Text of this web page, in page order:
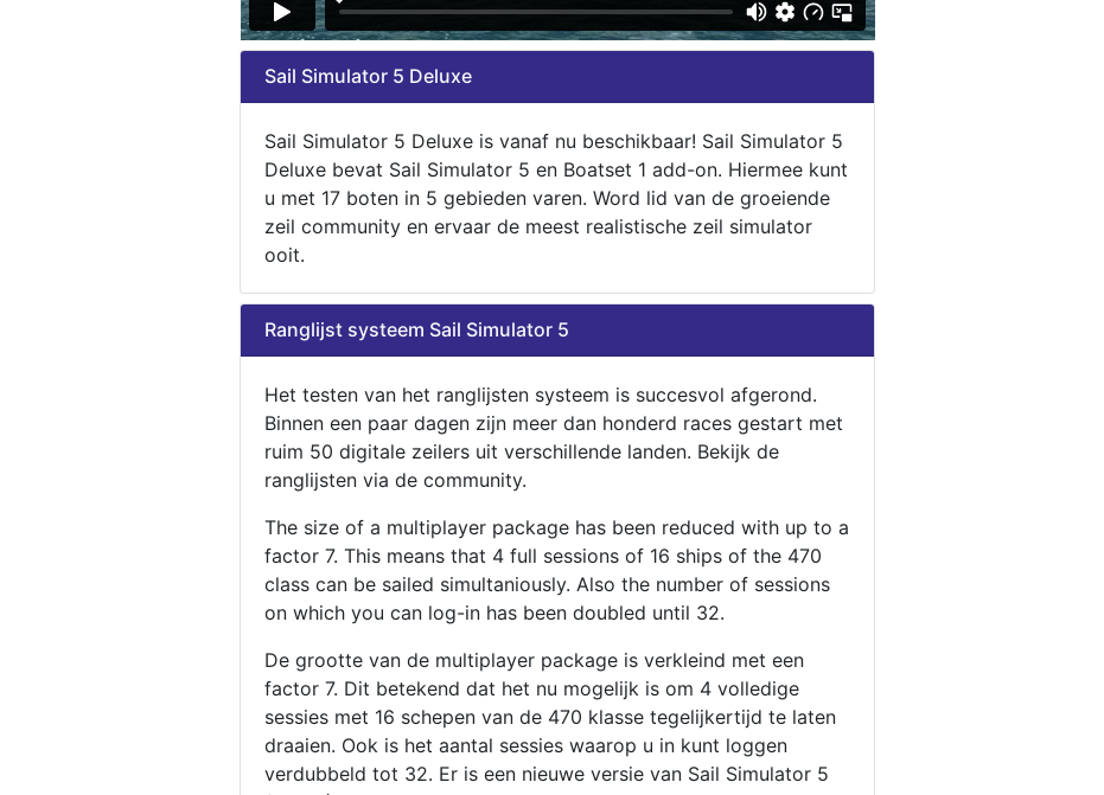
Sail Simulator 5 Deluxe
Sail Simulator 5 Deluxe is vanaf nu beschikbaar! Sail Simulator 5
Deluxe bevat Sail Simulator 5 en Boatset 1 add-on. Hiermee kunt
u met 17 boten in 5 gebieden varen. Word lid van de groeiende
zeil community en ervaar de meest realistische zeil simulator
ooit.
Ranglijst systeem Sail Simulator 5
Het testen van het ranglijsten systeem is succesvol afgerond.
Binnen een paar dagen zijn meer dan honderd races gestart met
ruim 50 digitale zeilers uit verschillende landen. Bekijk de
ranglijsten via de community.
The size of a multiplayer package has been reduced with up to a
factor 7. This means that 4 full sessions of 16 ships of the 470
class can be sailed simultaniously. Also the number of sessions
on which you can log-in has been doubled until 32.
De grootte van de multiplayer package is verkleind met een
factor 7. Dit betekend dat het nu mogelijk is om 4 volledige
sessies met 16 schepen van de 470 klasse tegelijkertijd te laten
draaien. Ook is het aantal sessies waarop u in kunt loggen
verdubbeld tot 32. Er is een nieuwe versie van Sail Simulator 5